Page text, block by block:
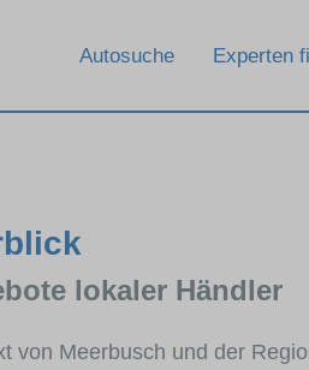
Autosuche Experten
lokaler Händler
von Meerbusch und der